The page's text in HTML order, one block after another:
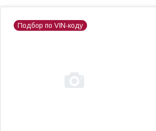
Подбор по VIN-коду